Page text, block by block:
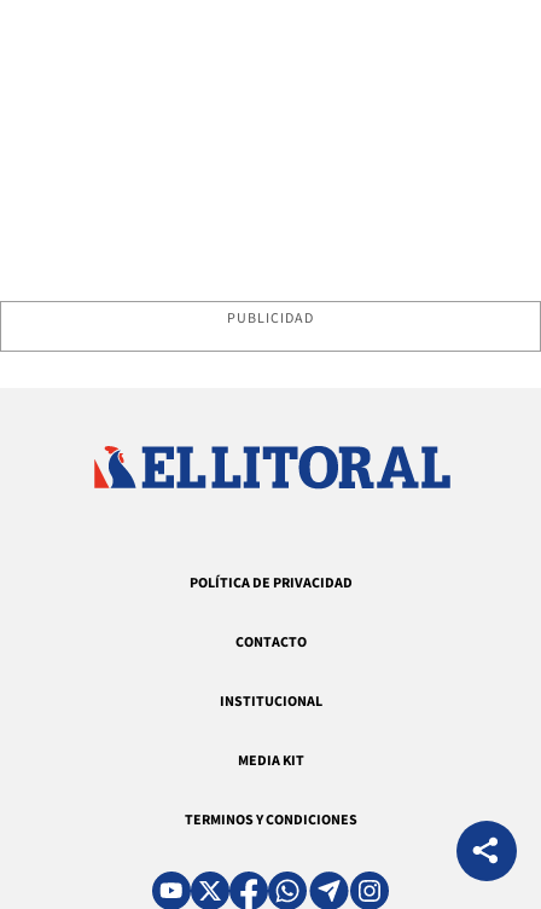
PUBLICIDAD
POLÍTICA DE PRIVACIDAD
CONTACTO
INSTITUCIONAL
MEDIA KIT
TERMINOS Y CONDICIONES